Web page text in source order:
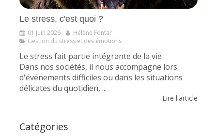
Le stress, c'est quoi ?
01 Juin 2026
Hélène Fontar
Gestion du stress et des émotions
Le stress fait partie intégrante de la vie
Dans nos sociétés, il nous accompagne lors
d'événements difficiles ou dans les situations
délicates du quotidien, ...
Lire l'article
Catégories